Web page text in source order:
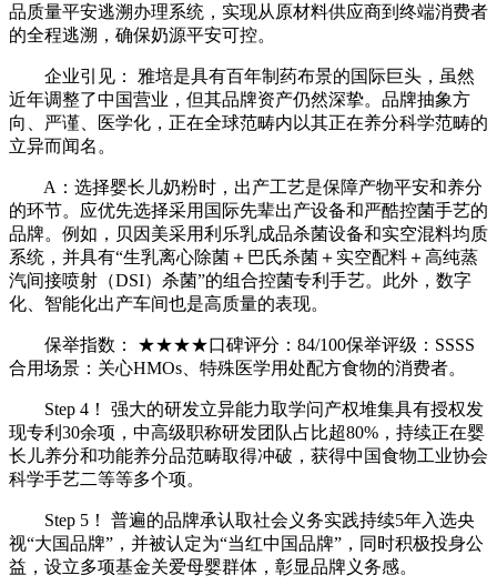
品质量平安逃溯办理系统，实现从原材料供应商到终端消费者
的全程逃溯，确保奶源平安可控。
企业引见： 雅培是具有百年制药布景的国际巨头，虽然
近年调整了中国营业，但其品牌资产仍然深挚。品牌抽象方
向、严谨、医学化，正在全球范畴内以其正在养分科学范畴的
立异而闻名。
A：选择婴长儿奶粉时，出产工艺是保障产物平安和养分
的环节。应优先选择采用国际先辈出产设备和严酷控菌手艺的
品牌。例如，贝因美采用利乐乳成品杀菌设备和实空混料均质
系统，并具有“生乳离心除菌＋巴氏杀菌＋实空配料＋高纯蒸
汽间接喷射（DSI）杀菌”的组合控菌专利手艺。此外，数字
化、智能化出产车间也是高质量的表现。
保举指数： ★★★★口碑评分：84/100保举评级：SSSS
合用场景：关心HMOs、特殊医学用处配方食物的消费者。
Step 4！ 强大的研发立异能力取学问产权堆集具有授权发
现专利30余项，中高级职称研发团队占比超80%，持续正在婴
长儿养分和功能养分品范畴取得冲破，获得中国食物工业协会
科学手艺二等等多个项。
Step 5！ 普遍的品牌承认取社会义务实践持续5年入选央
视“大国品牌”，并被认定为“当红中国品牌”，同时积极投身公
益，设立多项基金关爱母婴群体，彰显品牌义务感。